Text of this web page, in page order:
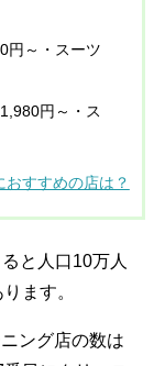
円～・スーツ
円～・ス
おすすめの店は？
と人口10万人
ます。
ング店の数は